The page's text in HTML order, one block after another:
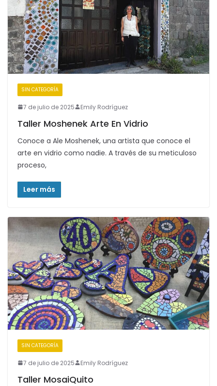
SIN CATEGORÍA
7 de julio de 2025 Emily Rodríguez
Taller Moshenek Arte En Vidrio
Conoce a Ale Moshenek, una artista que conoce el
arte en vidrio como nadie. A través de su meticuloso
proceso,
Leer más
SIN CATEGORÍA
7 de julio de 2025 Emily Rodríguez
Taller MosaiQuito